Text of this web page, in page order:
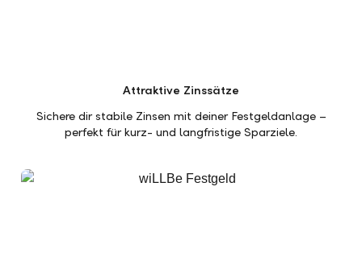
Attraktive Zinssätze
Sichere dir stabile Zinsen mit deiner Festgeldanlage –
perfekt für kurz- und langfristige Sparziele.